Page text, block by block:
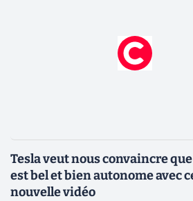
Tesla veut nous convaincre
est bel et bien autonome avec
nouvelle vidéo